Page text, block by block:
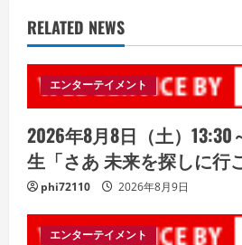
RELATED NEWS
エンターテイメント
2026年8月8日（土）13:30
生「さあ 未来を探しに行
phi72110 2026年8月9日
エンターテイメント